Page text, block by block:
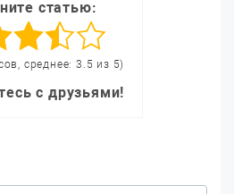
статью:
среднее: 3.5 из 5)
с друзьями!